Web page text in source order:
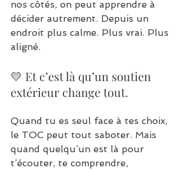
nos côtés, on peut apprendre à
décider autrement. Depuis un
endroit plus calme. Plus vrai. Plus
aligné.
💛 Et c’est là qu’un soutien
extérieur change tout.
Quand tu es seul face à tes choix,
le TOC peut tout saboter. Mais
quand quelqu’un est là pour
t’écouter, te comprendre,